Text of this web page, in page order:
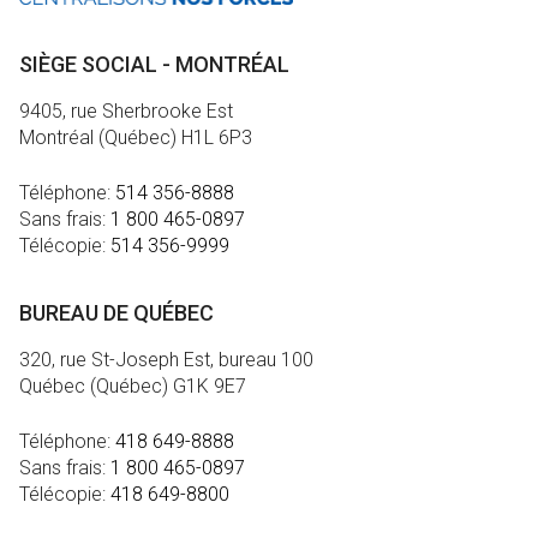
SIÈGE SOCIAL - MONTRÉAL
9405, rue Sherbrooke Est
Montréal (Québec) H1L 6P3
Téléphone: 514 356-8888
Sans frais: 1 800 465-0897
Télécopie: 514 356-9999
BUREAU DE QUÉBEC
320, rue St-Joseph Est, bureau 100
Québec (Québec) G1K 9E7
Téléphone: 418 649-8888
Sans frais: 1 800 465-0897
Télécopie: 418 649-8800